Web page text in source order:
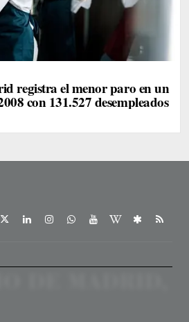
registra el menor paro en un
con 131.527 desempleados